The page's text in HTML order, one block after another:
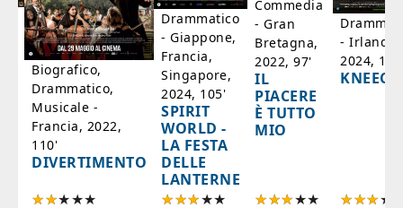
Biografico,
Drammatico,
Musicale -
Francia, 2022,
110'
DIVERTIMENTO
Drammatico
- Giappone,
Francia,
Singapore,
2024, 105'
SPIRIT
WORLD -
LA FESTA
DELLE
LANTERNE
Commedia
- Gran
Bretagna,
2022, 97'
IL
PIACERE
È TUTTO
MIO
- Irlanda,
2024,